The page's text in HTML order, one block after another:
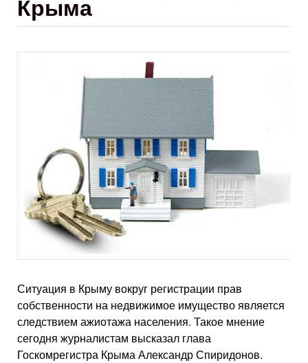
Крыма
Ситуация в Крыму вокруг регистрации прав
собственности на недвижимое имущество является
следствием ажиотажа населения. Такое мнение
сегодня журналистам высказал глава
Госкомрегистра Крыма Александр Спиридонов.